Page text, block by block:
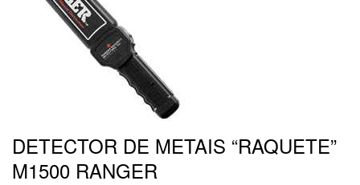
DETECTOR DE METAIS “RAQUETE”
M1500 RANGER